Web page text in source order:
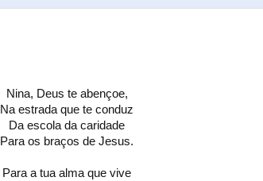
Nina, Deus te abençoe,
Na estrada que te conduz
Da escola da caridade
Para os braços de Jesus.
Para a tua alma que vive